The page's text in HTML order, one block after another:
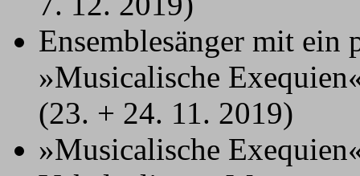
Ensemblesänger mit ein
»Musicalische
(23. + 24. 11. 2019)
»Musicalische